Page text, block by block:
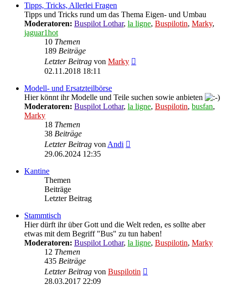
Tipps, Tricks, Allerlei Fragen
Tipps und Tricks rund um das Thema Eigen- und Umbau
Moderatoren: Buspilot Lothar, la ligne, Buspilotin, Marky,
jaguar1hot
10 Themen
189 Beiträge
Letzter Beitrag von Marky
02.11.2018 18:11
Modell- und Ersatzteilbörse
Hier könnt ihr Modelle und Teile suchen sowie anbieten
Moderatoren: Buspilot Lothar, la ligne, Buspilotin, busfan,
Marky
18 Themen
38 Beiträge
Letzter Beitrag von Andi
29.06.2024 12:35
Kantine
Themen
Beiträge
Letzter Beitrag
Stammtisch
Hier dürft ihr über Gott und die Welt reden, es sollte aber
etwas mit dem Begriff "Bus" zu tun haben!
Moderatoren: Buspilot Lothar, la ligne, Buspilotin, Marky
12 Themen
435 Beiträge
Letzter Beitrag von Buspilotin
28.03.2017 22:09